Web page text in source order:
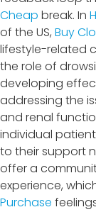
Cheap break. In
of the US, Buy
lifestyle-related
the role of
developing
addressing the
and renal
individual patient
to their support
offer a
experience,
Purchase